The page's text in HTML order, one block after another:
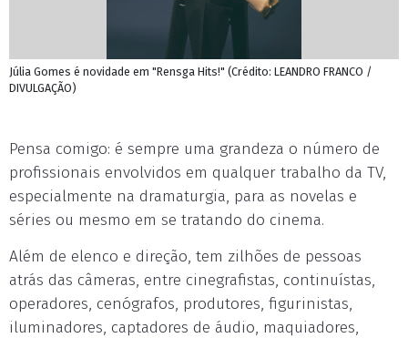
Júlia Gomes é novidade em "Rensga Hits!" (Crédito: LEANDRO FRANCO /
DIVULGAÇÃO)
Pensa comigo: é sempre uma grandeza o número de
profissionais envolvidos em qualquer trabalho da TV,
especialmente na dramaturgia, para as novelas e
séries ou mesmo em se tratando do cinema.
Além de elenco e direção, tem zilhões de pessoas
atrás das câmeras, entre cinegrafistas, continuístas,
operadores, cenógrafos, produtores, figurinistas,
iluminadores, captadores de áudio, maquiadores,